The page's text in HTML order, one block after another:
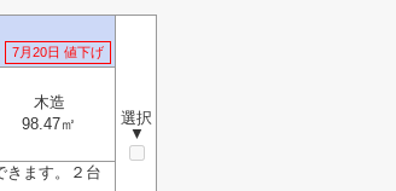
7月20日 値下げ
選択
▼
木造
98.47㎡
きます。２台